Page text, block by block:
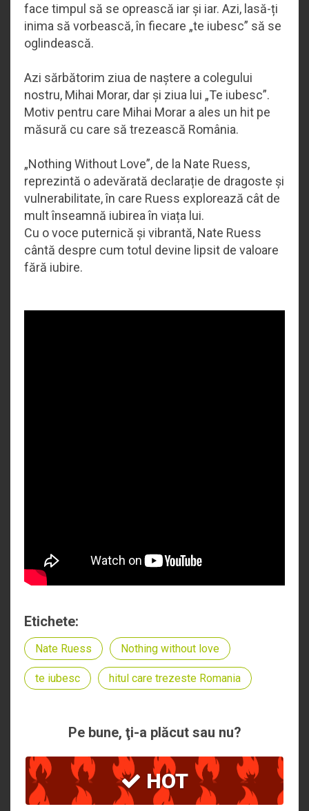
face timpul să se oprească iar și iar. Azi, lasă-ți
inima să vorbească, în fiecare „te iubesc” să se
oglindească.
Azi sărbătorim ziua de naștere a colegului
nostru, Mihai Morar, dar și ziua lui „Te iubesc”.
Motiv pentru care Mihai Morar a ales un hit pe
măsură cu care să trezească România.
„Nothing Without Love”, de la Nate Ruess,
reprezintă o adevărată declarație de dragoste și
vulnerabilitate, în care Ruess explorează cât de
mult înseamnă iubirea în viața lui.
Cu o voce puternică și vibrantă, Nate Ruess
cântă despre cum totul devine lipsit de valoare
fără iubire.
Etichete:
Nate Ruess Nothing without love
te iubesc hitul care trezeste Romania
Pe bune, ţi-a plăcut sau nu?
HOT